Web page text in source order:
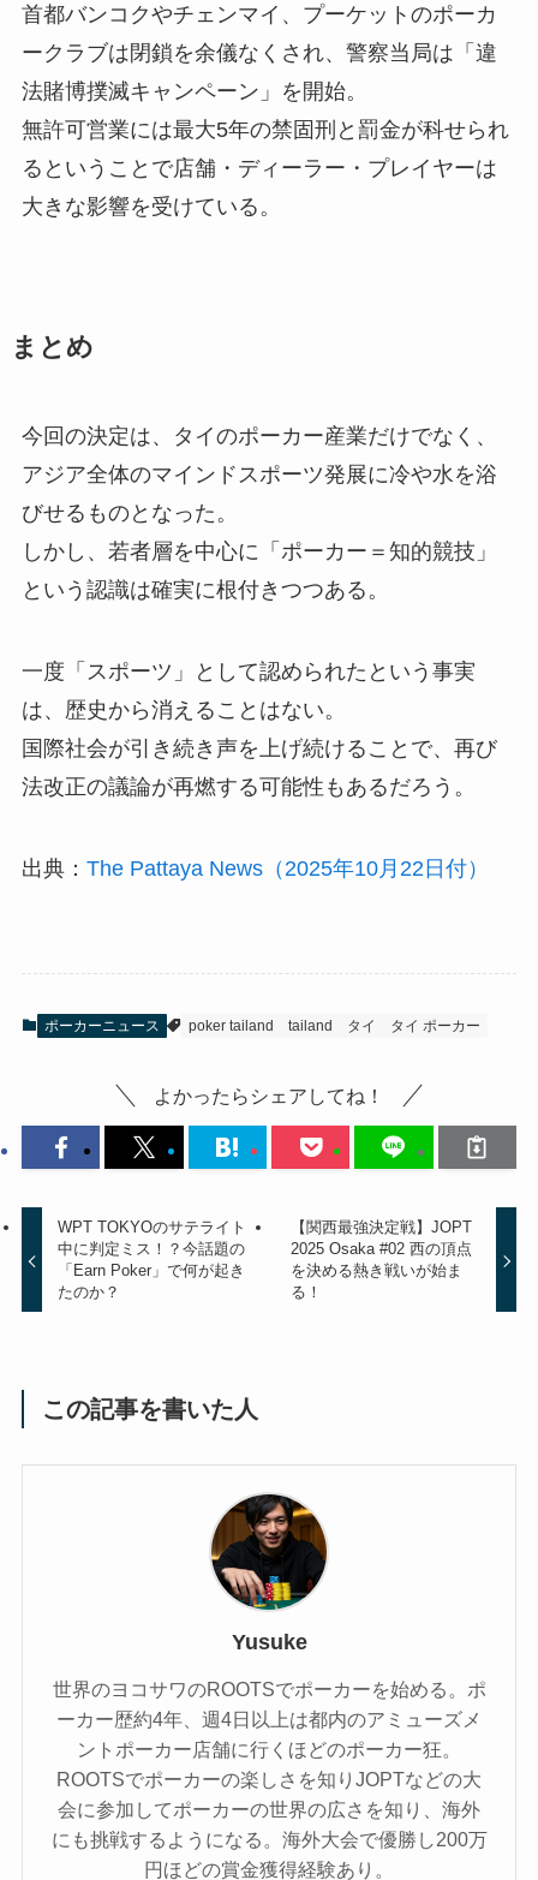
首都バンコクやチェンマイ、プーケットのポーカ
ークラブは閉鎖を余儀なくされ、警察当局は「違
法賭博撲滅キャンペーン」を開始。
無許可営業には最大5年の禁固刑と罰金が科せられ
るということで店舗・ディーラー・プレイヤーは
大きな影響を受けている。
まとめ
今回の決定は、タイのポーカー産業だけでなく、
アジア全体のマインドスポーツ発展に冷や水を浴
びせるものとなった。
しかし、若者層を中心に「ポーカー＝知的競技」
という認識は確実に根付きつつある。
一度「スポーツ」として認められたという事実
は、歴史から消えることはない。
国際社会が引き続き声を上げ続けることで、再び
法改正の議論が再燃する可能性もあるだろう。
出典： The Pattaya News（2025年10月22日付）
ポーカーニュース poker tailand tailand タイ タイ ポーカー
よかったらシェアしてね！
WPT TOKYOのサテライト
中に判定ミス！？今話題の
「Earn Poker」で何が起き
たのか？
【関西最強決定戦】JOPT
2025 Osaka #02 西の頂点
を決める熱き戦いが始ま
る！
この記事を書いた人
Yusuke
世界のヨコサワのROOTSでポーカーを始める。ポ
ーカー歴約4年、週4日以上は都内のアミューズメ
ントポーカー店舗に行くほどのポーカー狂。
ROOTSでポーカーの楽しさを知りJOPTなどの大
会に参加してポーカーの世界の広さを知り、海外
にも挑戦するようになる。海外大会で優勝し200万
円ほどの賞金獲得経験あり。